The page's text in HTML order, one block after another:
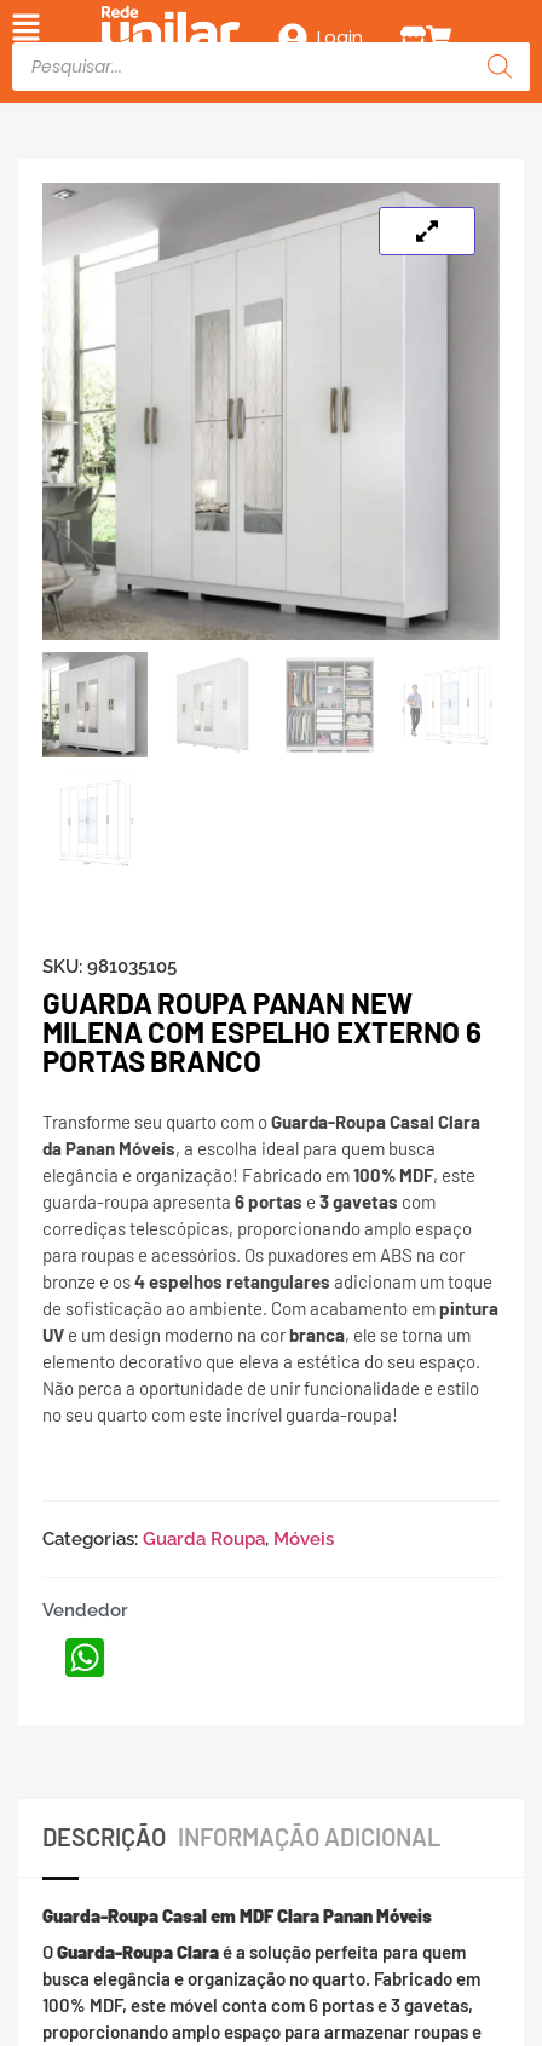
Login
SKU: 981035105
GUARDA ROUPA PANAN NEW
MILENA COM ESPELHO EXTERNO 6
PORTAS BRANCO
Transforme seu quarto com oGuarda-Roupa Casal Clara
da Panan Móveis, a escolha ideal para quem busca
elegância e organização! Fabricado em100% MDF, este
guarda-roupa apresenta 6 portas e 3 gavetas com
corrediças telescópicas, proporcionando amplo espaço
para roupas e acessórios. Os puxadores em ABS na cor
bronze e os4 espelhos retangulares adicionam um toque
de sofisticação ao ambiente. Com acabamento empintura
UV e um design moderno na corbranca, ele se torna um
elemento decorativo que eleva a estética do seu espaço.
Não perca a oportunidade de unir funcionalidade e estilo
no seu quarto com este incrível guarda-roupa!
Categorias: Guarda Roupa, Móveis
Vendedor
DESCRIÇÃO INFORMAÇÃO ADICIONAL
Guarda-Roupa Casal em MDF Clara Panan Móveis
OGuarda-Roupa Claraé a solução perfeita para quem
busca elegância e organização no quarto. Fabricado em
100% MDF, este móvel conta com 6 portas e 3 gavetas,
proporcionando amplo espaço para armazenar roupas e